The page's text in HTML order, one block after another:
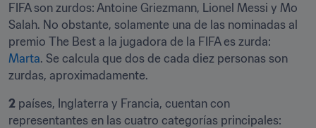
FIFA son zurdos: Antoine Griezmann, Lionel Messi y Mo
Salah. No obstante, solamente una de las nominadas al
Marta. Se calcula que dos de cada diez personas son
zurdas, aproximadamente.
2 países, Inglaterra y Francia, cuentan con
representantes en las cuatro categorías principales: